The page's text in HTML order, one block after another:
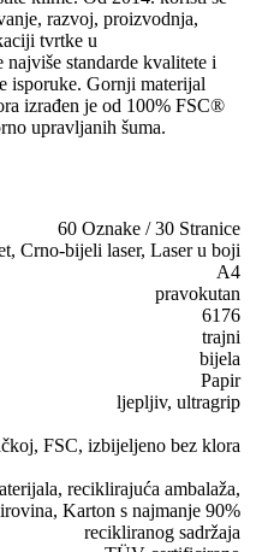
razvoj, proizvodnja,
tvrtke u
standarde kvalitete i
isporuke. Gornji materijal
izrađen je od 100% FSC®
upravljanih šuma.
60 Oznake / 30 Stranice
Crno-bijeli laser, Laser u boji
A4
pravokutan
6176
trajni
bijela
Papir
ljepljiv, ultragrip
FSC, izbijeljeno bez klora
reciklirajuća ambalaža,
Karton s najmanje 90%
recikliranog sadržaja